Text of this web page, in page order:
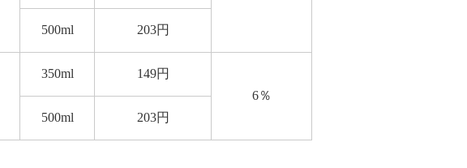
500ml 203円
350ml 149円
6％
500ml
203円